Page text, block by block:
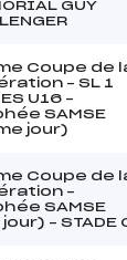
GUY
Coupe de
– SL 1
U16 –
SAMSE
jour)
Coupe de
–
SAMSE
– STADE